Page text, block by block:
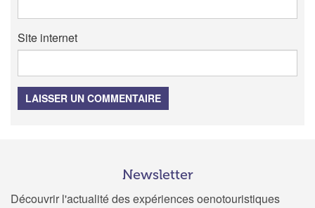
Site internet
LAISSER UN COMMENTAIRE
Newsletter
Découvrir l'actualité des expériences oenotouristiques